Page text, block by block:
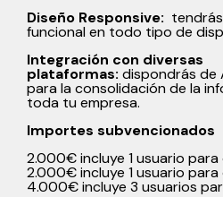
Diseño Responsive:
funcional en todo tipo de
Integración con diversas
plataformas: dispondrás de
para la consolidación de la
toda tu empresa.
Importes subvencionados
2.000€ incluye 1 usuario para
2.000€ incluye 1 usuario para
4.000€ incluye 3 usuarios